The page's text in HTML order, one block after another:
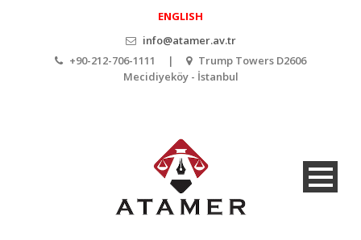
ENGLISH
info@atamer.av.tr
+90-212-706-1111 |
Trump Towers D2606
Mecidiyeköy - İstanbul